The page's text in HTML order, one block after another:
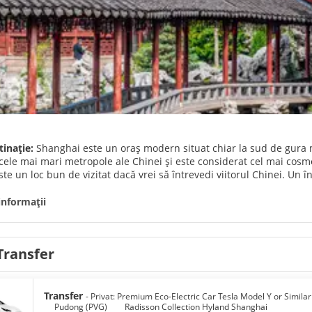
Shanghai este un oraș modern situat chiar la sud de
mai mari metropole ale Chinei și este considerat cel mai
un loc bun de vizitat dacă vrei să întrevedi viitorul Chinei.
Mondial Shanghai, a treia cea mai mare clădire din Asia și
Franceză, Bundul, Grădina Yuyuan, Podul Jiu Qu,
hubul cosmopolit al finanțelor și culturii din China. Shanghai
lumea. Și este, de asemenea, o bază bună pentru a explora
Transfer - Privat: Premium Eco-Electriс Car Tesla Model Y or
Pudong (PVG)
Radisson Collection Hyland Shanghai